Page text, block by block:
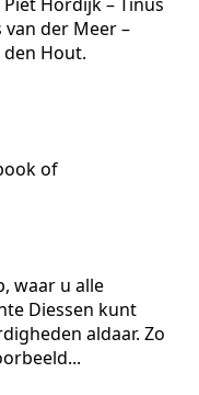
der Meer –
Hout.
of
waar u alle
Diessen kunt
aldaar. Zo